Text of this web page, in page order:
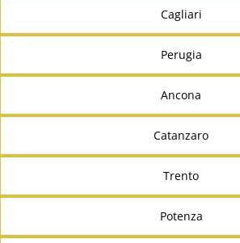
Cagliari
Perugia
Ancona
Catanzaro
Trento
Potenza